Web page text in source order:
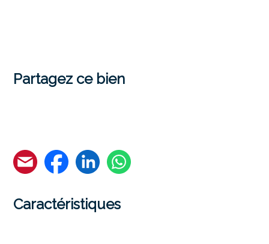
Partagez ce bien
Caractéristiques